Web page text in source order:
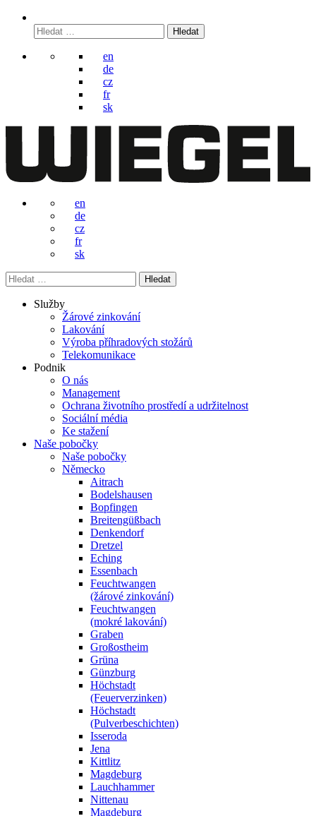
Vyhledávání
en
de
cz
fr
sk
en
de
cz
fr
sk
Vyhledávání
Služby
Žárové zinkování
Lakování
Výroba příhradových stožárů
Telekomunikace
Podnik
O nás
Management
Ochrana životního prostředí a udržitelnost
Sociální média
Ke stažení
Naše pobočky
Naše pobočky
Německo
Aitrach
Bodelshausen
Bopfingen
Breitengüßbach
Denkendorf
Dretzel
Eching
Essenbach
Feuchtwangen
(žárové zinkování)
Feuchtwangen
(mokré lakování)
Graben
Großostheim
Grüna
Günzburg
Höchstadt
(Feuerverzinken)
Höchstadt
(Pulverbeschichten)
Isseroda
Jena
Kittlitz
Magdeburg
Lauchhammer
Nittenau
Magdeburg